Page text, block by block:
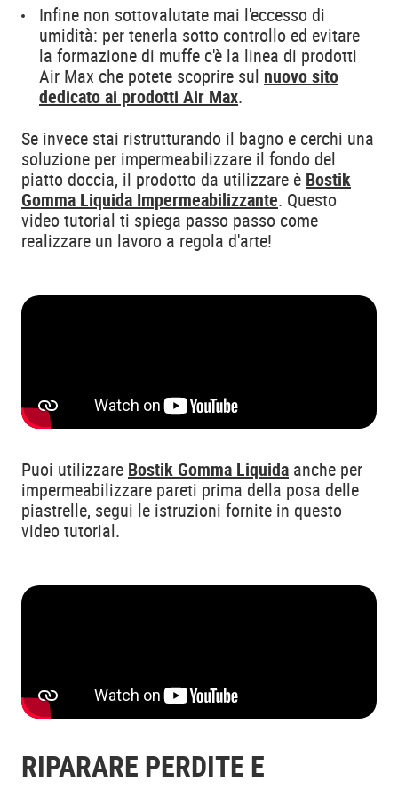
Infine non sottovalutate mai l'eccesso di
umidità: per tenerla sotto controllo ed evitare
la formazione di muffe c'è la linea di prodotti
Air Max che potete scoprire sul nuovo sito
dedicato ai prodotti Air Max.
Se invece stai ristrutturando il bagno e cerchi una
soluzione per impermeabilizzare il fondo del
piatto doccia, il prodotto da utilizzare è Bostik
Gomma Liquida Impermeabilizzante. Questo
video tutorial ti spiega passo passo come
realizzare un lavoro a regola d'arte!
Puoi utilizzare Bostik Gomma Liquida anche per
impermeabilizzare pareti prima della posa delle
piastrelle, segui le istruzioni fornite in questo
video tutorial.
RIPARARE PERDITE E